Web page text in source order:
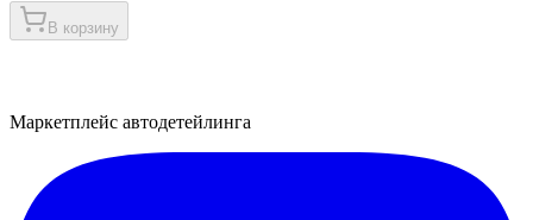
В корзину
Маркетплейс автодетейлинга